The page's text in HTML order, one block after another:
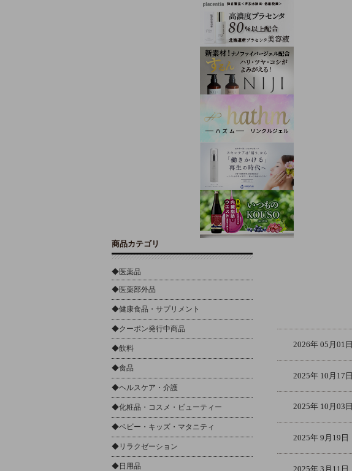
2026年 05月01日
2025年 10月17日
2025年 10月03日
2025年 9月19日
2025年 3月11日
商品カテゴリ
◆医薬品
◆医薬部外品
◆健康食品・サプリメント
◆クーポン発行中商品
◆飲料
◆食品
◆ヘルスケア・介護
◆化粧品・コスメ・ビューティー
◆ベビー・キッズ・マタニティ
◆リラクゼーション
◆日用品